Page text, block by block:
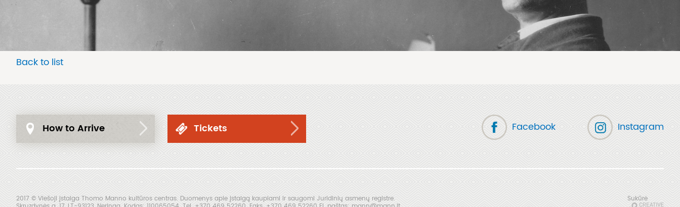
Back to list
How to Arrive Tickets Facebook Instagram
2017 © Viešoji įstaiga Thomo Manno kultūros centras. Duomenys apie įstaigą kaupiami ir saugomi Juridinių asmenų registre.
Sukūrė